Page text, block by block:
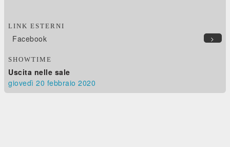
LINK ESTERNI
>
Facebook
SHOWTIME
Uscita nelle sale
giovedì 20 febbraio 2020